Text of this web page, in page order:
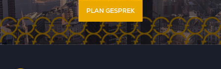
PLAN GESPREK